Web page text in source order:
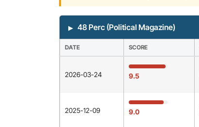
48 Perc (Political Magazine)
DATE SCORE
2026-03-24 9.5
2025-12-09 9.0